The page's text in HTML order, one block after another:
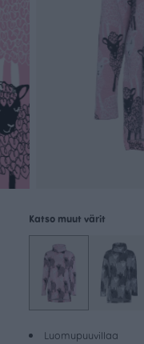
Luomupuuvillaa
Katso muut värit